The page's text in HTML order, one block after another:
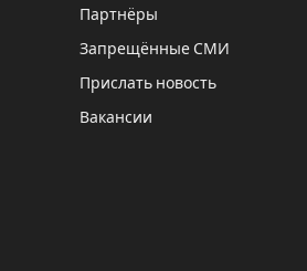
Партнёры
Запрещённые СМИ
Прислать новость
Вакансии